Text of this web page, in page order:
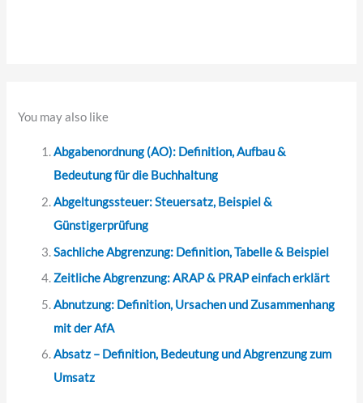
You may also like
Abgabenordnung (AO): Definition, Aufbau &
Bedeutung für die Buchhaltung
Abgeltungssteuer: Steuersatz, Beispiel &
Günstigerprüfung
Sachliche Abgrenzung: Definition, Tabelle & Beispiel
Zeitliche Abgrenzung: ARAP & PRAP einfach erklärt
Abnutzung: Definition, Ursachen und Zusammenhang
mit der AfA
Absatz – Definition, Bedeutung und Abgrenzung zum
Umsatz